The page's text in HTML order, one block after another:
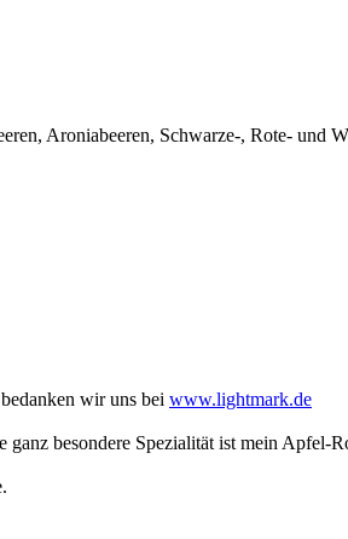
Aroniabeeren, Schwarze-, Rote- und
wir uns bei www.lightmark.de
besondere Spezialität ist mein Apfel-